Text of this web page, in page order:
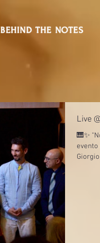
BEHIND THE NOTES
Live
🎹✨